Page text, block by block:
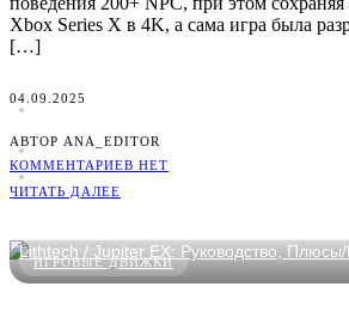
Xbox Series X в 4K, а сама игра была
[…]
04.09.2025
АВТОР ANA_EDITOR
КОММЕНТАРИЕВ НЕТ
ЧИТАТЬ ДАЛЕЕ
ИГРОВЫЕ ДВИЖКИ
Lithtech / Jupiter EX: Руководство,